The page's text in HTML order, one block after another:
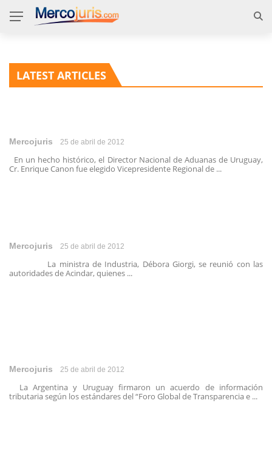
LATEST ARTICLES
Mercojuris 25 de abril de 2012
En un hecho histórico, el Director Nacional de Aduanas de Uruguay,
Cr. Enrique Canon fue elegido Vicepresidente Regional de ...
Mercojuris 25 de abril de 2012
La ministra de Industria, Débora Giorgi, se reunió con las
autoridades de Acindar, quienes ...
Mercojuris 25 de abril de 2012
La Argentina y Uruguay firmaron un acuerdo de información
tributaria según los estándares del “Foro Global de Transparencia e ...